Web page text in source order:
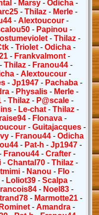
- Marsy -Odicha -
-Thilaz - Merle -
- Alextoucour-
- Papinou -
-Thilaz -
- Triolet- Odicha-
- Frankvalmont -
-Thilaz - Franou44 -
- Alextoucour-
- Jp1947- Pachaba-
- Physalis - Merle -
-Thilaz - P@scale -
- Le-chat -Thilaz -
- Flonava-
- Guitajacques-
- Franou44- Odicha
- Pat-h -Jp1947 -
Franou44- Crafter-
- Chantal70- Thilaz-
- Nanou - Flo-
Loliot39- Scalpa-
- Noel83 -
- Marmotte21 -
Rominet- Amandra-